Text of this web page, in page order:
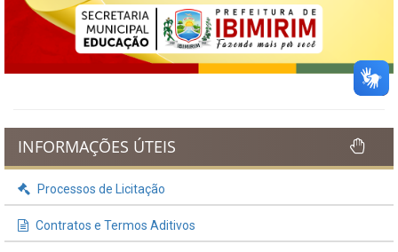
INFORMAÇÕES ÚTEIS
Processos de Licitação
Contratos e Termos Aditivos